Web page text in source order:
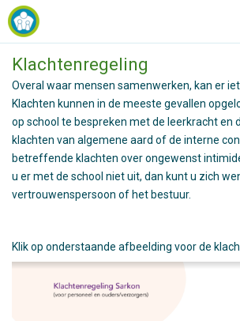
SintJan R.K. Basisschool Breezand Altijd in
Home Zoeken Nieuws
Klachtenregeling
Overal waar mensen samenwerken, kan er
Klachten kunnen in de meeste gevallen
op school te bespreken met de leerkracht en
klachten van algemene aard of de interne
betreffende klachten over ongewenst
u er met de school niet uit, dan kunt u zich
vertrouwenspersoon of het bestuur.
Klik op onderstaande afbeelding voor de